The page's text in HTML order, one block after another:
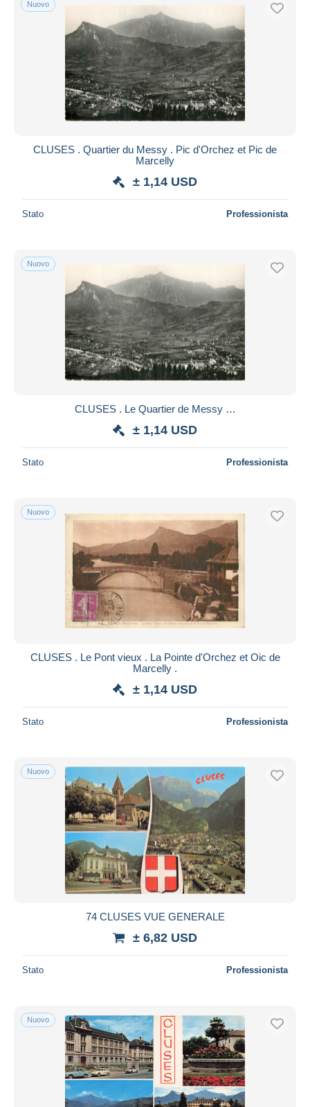
Spedizione gratuita
Metodi di pagamento
PayPal
Bonifico bancario
Visa
Mastercard
iDeal
Residenza del venditore
Aggiorna
Nuovo
CLUSES . Quartier du Messy . Pic d'Orchez et Pic de
Marcelly
± 1,14 USD
Stato Professionista
Nuovo
CLUSES . Le Quartier de Messy …
± 1,14 USD
Stato Professionista
Nuovo
CLUSES . Le Pont vieux . La Pointe d'Orchez et Oic de
Marcelly .
± 1,14 USD
Stato Professionista
Nuovo
74 CLUSES VUE GENERALE
± 6,82 USD
Stato Professionista
Nuovo